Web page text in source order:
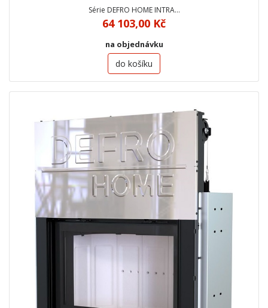
Série DEFRO HOME INTRA…
64 103,00 Kč
na objednávku
do košíku